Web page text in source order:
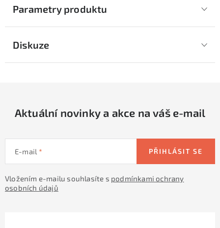
Parametry produktu
Diskuze
Aktuální novinky a akce na váš e-mail
E-mail
Vložením e-mailu souhlasíte s podmínkami ochrany
osobních údajů
PŘIHLÁSIT SE